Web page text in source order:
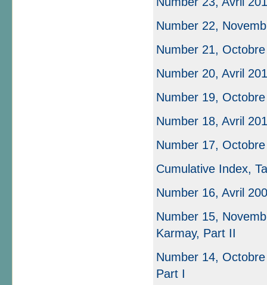
Number 22,
Number 21, Octobre
Number 20, Avril
Number 19,
Number 18, Avril
Number 17,
Cumulative Index,
Number 16, Avril
Number 15,
Karmay, Part II
Number 14,
Part I